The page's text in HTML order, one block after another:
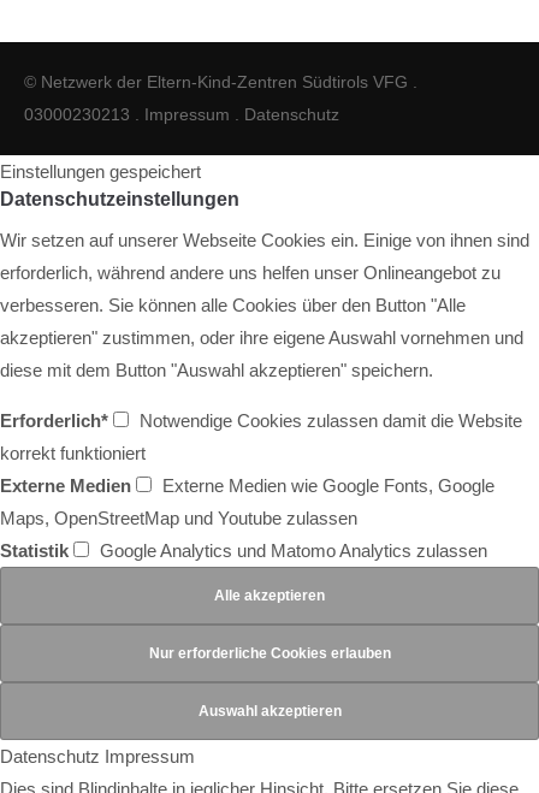
© Netzwerk der Eltern-Kind-Zentren Südtirols VFG .
03000230213 . Impressum Datenschutz
Einstellungen gespeichert
Datenschutzeinstellungen
Wir setzen auf unserer Webseite Cookies ein. Einige von ihnen sind
erforderlich, während andere uns helfen unser Onlineangebot zu
verbesseren. Sie können alle Cookies über den Button "Alle
akzeptieren" zustimmen, oder ihre eigene Auswahl vornehmen und
diese mit dem Button "Auswahl akzeptieren" speichern.
Erforderlich*
Notwendige Cookies zulassen damit die Website
korrekt funktioniert
Externe Medien
Externe Medien wie Google Fonts, Google
Maps, OpenStreetMap und Youtube zulassen
Statistik
Google Analytics und Matomo Analytics zulassen
Datenschutz Impressum
Dies sind Blindinhalte in jeglicher Hinsicht. Bitte ersetzen Sie diese